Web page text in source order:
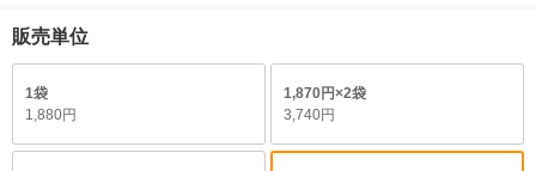
販売単位
1袋
1,880円
1,870円×2袋
3,740円